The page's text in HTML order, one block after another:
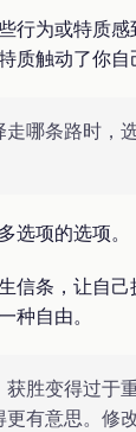
行为或特质
质触动了你自
哪条路时，
选项的选项。
信条，让自
种自由。
胜变得过于
更有意思。修